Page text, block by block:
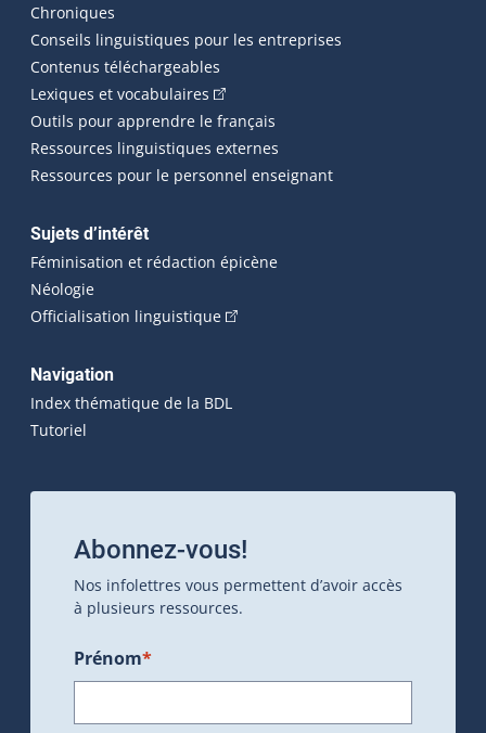
Chroniques
Conseils linguistiques pour les entreprises
Contenus téléchargeables
Lexiques et vocabulaires (Cet hyperlien externe s'ouvrira
Outils pour apprendre le français
Ressources linguistiques externes
Ressources pour le personnel enseignant
Sujets d’intérêt
Féminisation et rédaction épicène
Néologie
Officialisation linguistique(Cet hyperlien externe s'ouvrira
Navigation
Index thématique de la BDL
Tutoriel
Abonnez-vous!
Nos infolettres vous permettent d’avoir accès
à plusieurs ressources.
Prénom*